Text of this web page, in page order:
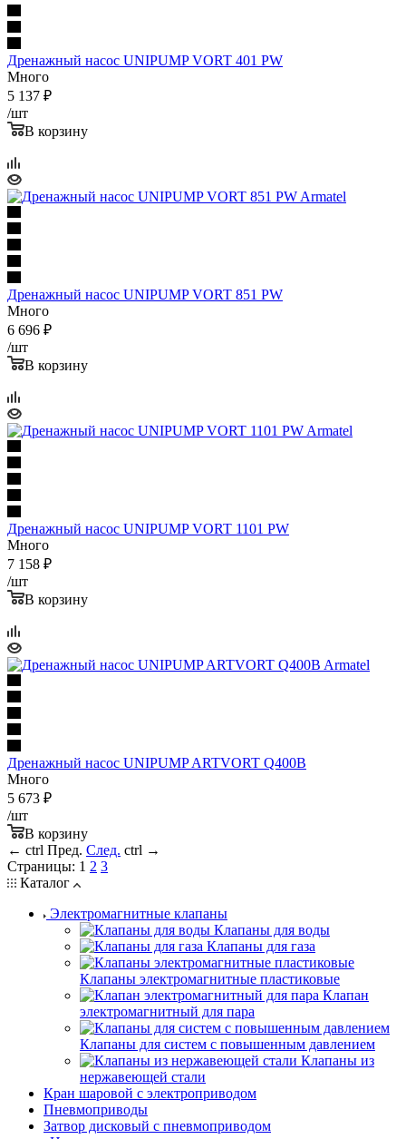
Дренажный насос UNIPUMP VORT 401 PW
Много
5 137 ₽
/шт
В корзину
Дренажный насос UNIPUMP VORT 851 PW
Много
6 696 ₽
/шт
В корзину
Дренажный насос UNIPUMP VORT 1101 PW
Много
7 158 ₽
/шт
В корзину
Дренажный насос UNIPUMP ARTVORT Q400B
Много
5 673 ₽
/шт
В корзину
← ctrl Пред. След. ctrl →
Страницы: 1 2 3
Каталог
Электромагнитные клапаны
Клапаны для воды
Клапаны для газа
Клапаны электромагнитные пластиковые
Клапан
электромагнитный для пара
Клапаны для систем с повышенным давлением
Клапаны из
нержавеющей стали
Кран шаровой с электроприводом
Пневмоприводы
Затвор дисковый с пневмоприводом